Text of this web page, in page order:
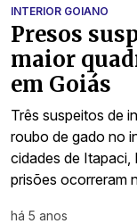
INTERIOR GOIANO
Presos
maior
em Goiás
Três suspeitos de
roubo de gado no
cidades de Itapaci,
prisões ocorreram
há 5 anos